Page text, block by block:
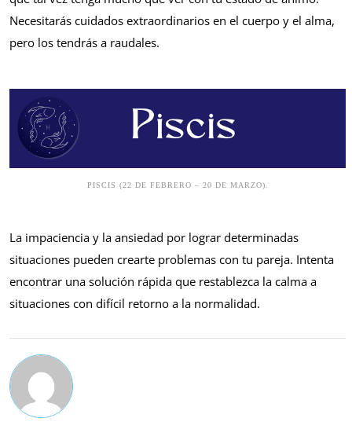
Necesitarás cuidados extraordinarios en el cuerpo y el alma,
pero los tendrás a raudales.
PISCIS (22 DE FEBRERO – 20 DE MARZO).
La impaciencia y la ansiedad por lograr determinadas
situaciones pueden crearte problemas con tu pareja. Intenta
encontrar una solución rápida que restablezca la calma a
situaciones con difícil retorno a la normalidad.